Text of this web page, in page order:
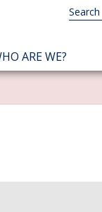
ARE WE?